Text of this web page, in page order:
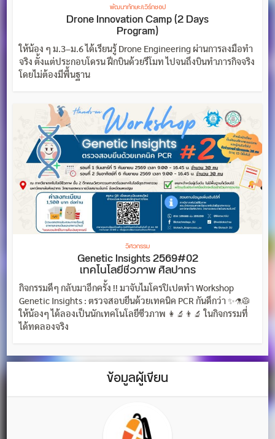
พัฒนาทักษะ/เวิร์กชอป
Drone Innovation Camp (2 Days
Program)
ให้น้อง ๆ ม.3–ม.6 ได้เรียนรู้ Drone Engineering ผ่านการลงมือทำ
จริง ตั้งแต่ประกอบโดรน ฝึกบินด้วยรีโมท ไปจนถึงบินทำภารกิจจริง
โดยไม่ต้องมีพื้นฐาน
วิศวกรรม
Genetic Insights 2569#02
เทคโนโลยีชีวภาพ ศิลปากร
กิจกรรมดีๆ กลับมาอีกครั้ง !! มาจับไมโครปิเปตทำ Workshop
Genetic Insights : ตรวจสอบยีนด้วยเทคนิค PCR กันดีกว่า ✨⚗️🥼
ให้น้องๆ ได้ลองเป็นนักเทคโนโลยีชีวภาพ 👩‍🔬👨‍🔬 ในกิจกรรมที่
ได้ทดลองจริง
ข้อมูลผู้เขียน